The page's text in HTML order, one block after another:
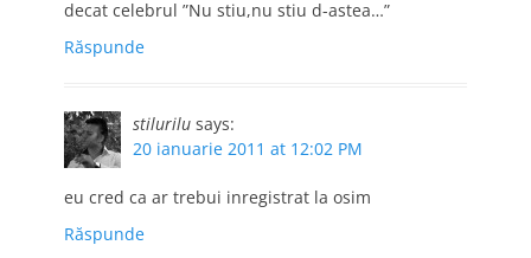
decat celebrul ”Nu stiu,nu stiu d-astea…”
Răspunde
stilurilu says:
20 ianuarie 2011 at 12:02 PM
eu cred ca ar trebui inregistrat la osim
Răspunde